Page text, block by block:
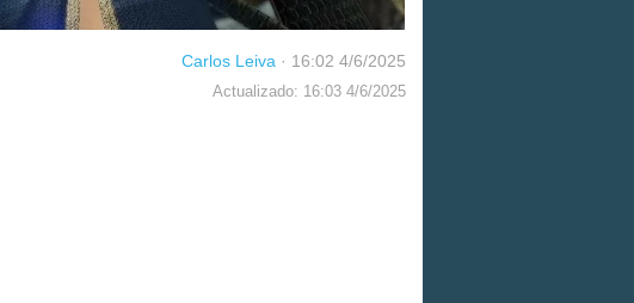
Carlos Leiva · 16:02 4/6/2025
Actualizado: 16:03 4/6/2025